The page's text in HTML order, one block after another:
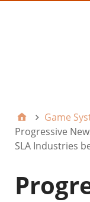
Game
Progressive
SLA Industries